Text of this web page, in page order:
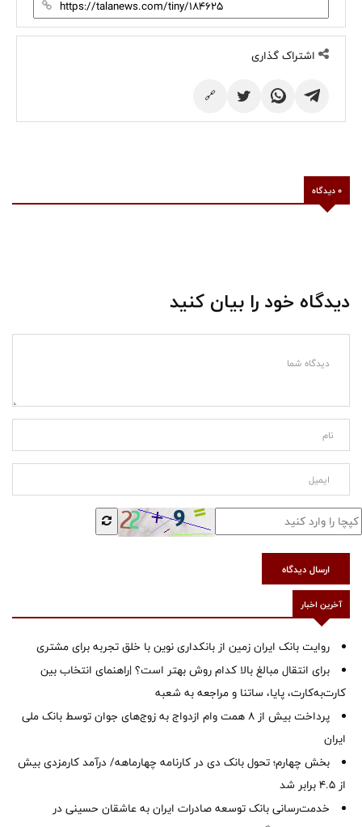
اشتراک گذاری
🔗
0 دیدگاه
دیدگاه خود را بیان کنید
ارسال دیدگاه
آخرین اخبار
روایت بانک ایران زمین از بانکداری نوین با خلق تجربه برای مشتری
برای انتقال مبالغ بالا کدام روش بهتر است؟ |راهنمای انتخاب بین
کارت‌به‌کارت، پایا، ساتنا و مراجعه به شعبه
پرداخت بیش از ۸ همت وام ازدواج به زوج‌های جوان توسط بانک ملی
ایران
بخش چهارم؛ تحول بانک دی در کارنامه چهارماهه/ درآمد کارمزدی بیش
از ۴.۵ برابر شد
خدمت‌رسانی بانک توسعه صادرات ایران به عاشقان حسینی در